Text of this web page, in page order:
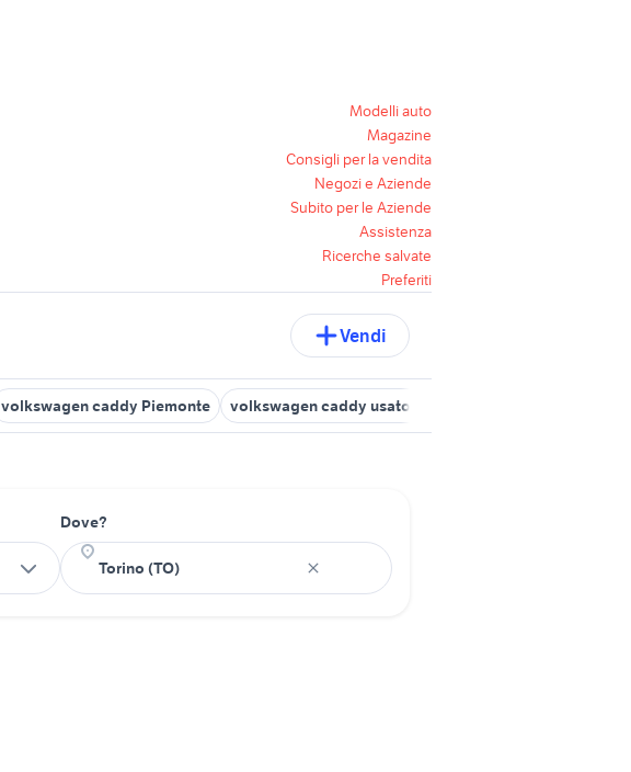
Modelli auto
Magazine
Consigli per la vendita
Negozi e Aziende
Subito per le Aziende
Assistenza
Ricerche salvate
Preferiti
Vendi
volkswagen caddy Piemonte volkswagen caddy usato piemonte
Dove?